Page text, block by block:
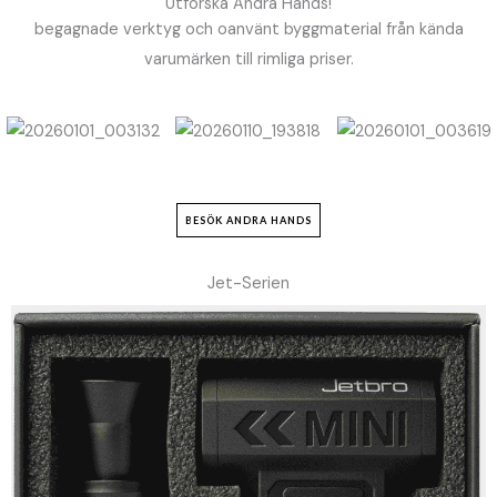
begagnade verktyg och oanvänt byggmaterial från kända
varumärken till rimliga priser.
BESÖK ANDRA HANDS
Jet-Serien